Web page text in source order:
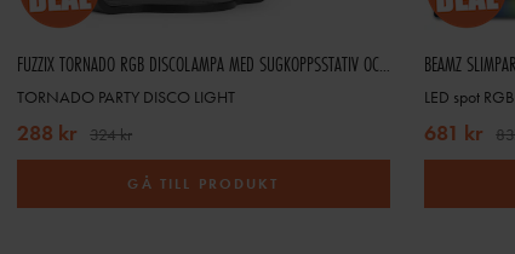
Mobila DJ:s
FUZZIX TORNADO RGB DISCOLAMPA MED SUGKOPPSSTATIV OCH MONTERINGSFÄSTE
TORNADO PARTY DISCO LIGHT
288 kr 324 kr
GÅ TILL PRODUKT
BEAMZ
LED spot
681 kr